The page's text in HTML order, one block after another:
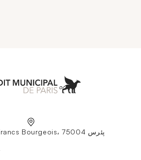
55 rue des Francs Bourgeois، 75004 پئرس